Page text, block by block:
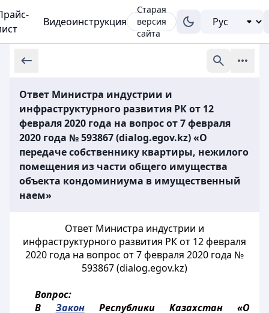
Видеоинструкция
Старая
версия
сайта
Ответ Министра индустрии и
инфраструктурного развития РК от 12
февраля 2020 года на вопрос от 7 февраля
2020 года № 593867 (dialog.egov.kz) «О
передаче собственнику квартиры, нежилого
помещения из части общего имущества
объекта кондоминиума в имущественный
наем»
Ответ Министра индустрии и
инфраструктурного развития РК от 12 февраля
2020 года на вопрос от 7 февраля 2020 года №
593867 (dialog.egov.kz)
Вопрос:
В ЗаконРеспублики Казахстан «О